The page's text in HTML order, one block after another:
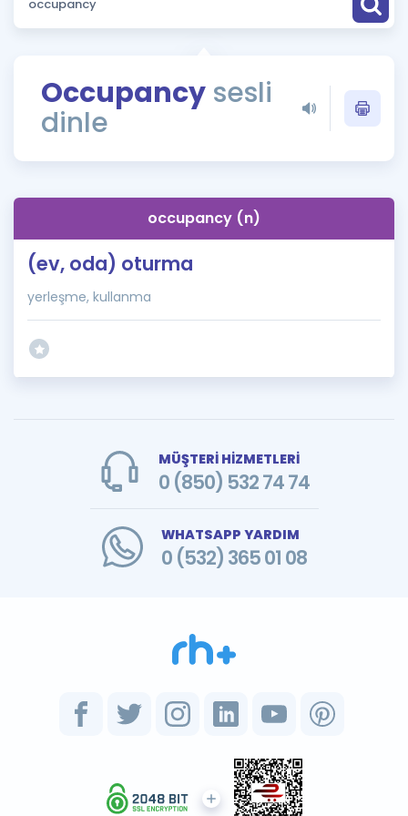
Puan Hesaplama
ÖSYM Sınav Takvimi
Kampanyalar
İngilizce Gramer
Occupancy sesli
dinle
occupancy (n)
(ev, oda) oturma
yerleşme, kullanma
MÜŞTERİ HİZMETLERİ
0 (850) 532 74 74
WHATSAPP YARDIM
0 (532) 365 01 08